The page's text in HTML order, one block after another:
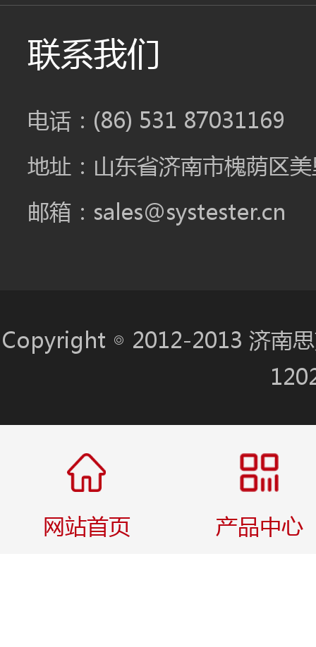
联系我们
电话：(86) 531 87031169
地址：山东省济南市槐荫区
邮箱：sales@systester.cn
Copyright ◎ 2012-2013 济南
网站首页 产品中心